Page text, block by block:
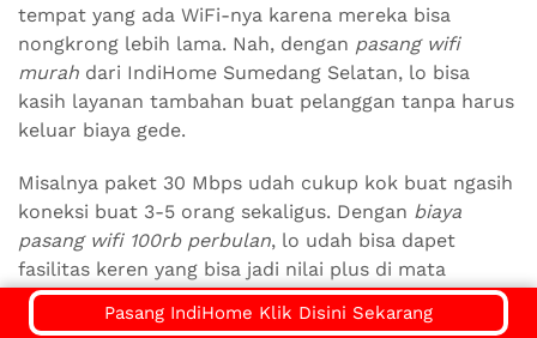
tempat yang ada WiFi-nya karena mereka bisa
nongkrong lebih lama. Nah, dengan pasang wifi
murah dari IndiHome Sumedang Selatan, lo bisa
kasih layanan tambahan buat pelanggan tanpa harus
keluar biaya gede.
Misalnya paket 30 Mbps udah cukup kok buat ngasih
koneksi buat 3-5 orang sekaligus. Dengan biaya
pasang wifi 100rb perbulan, lo udah bisa dapet
fasilitas keren yang bisa jadi nilai plus di mata
pelanggan. Dan nggak sedikit pelaku UMKM yang
omzetnya naik setelah mereka pasang WiFi.
Pasang IndiHome Klik Disini Sekarang